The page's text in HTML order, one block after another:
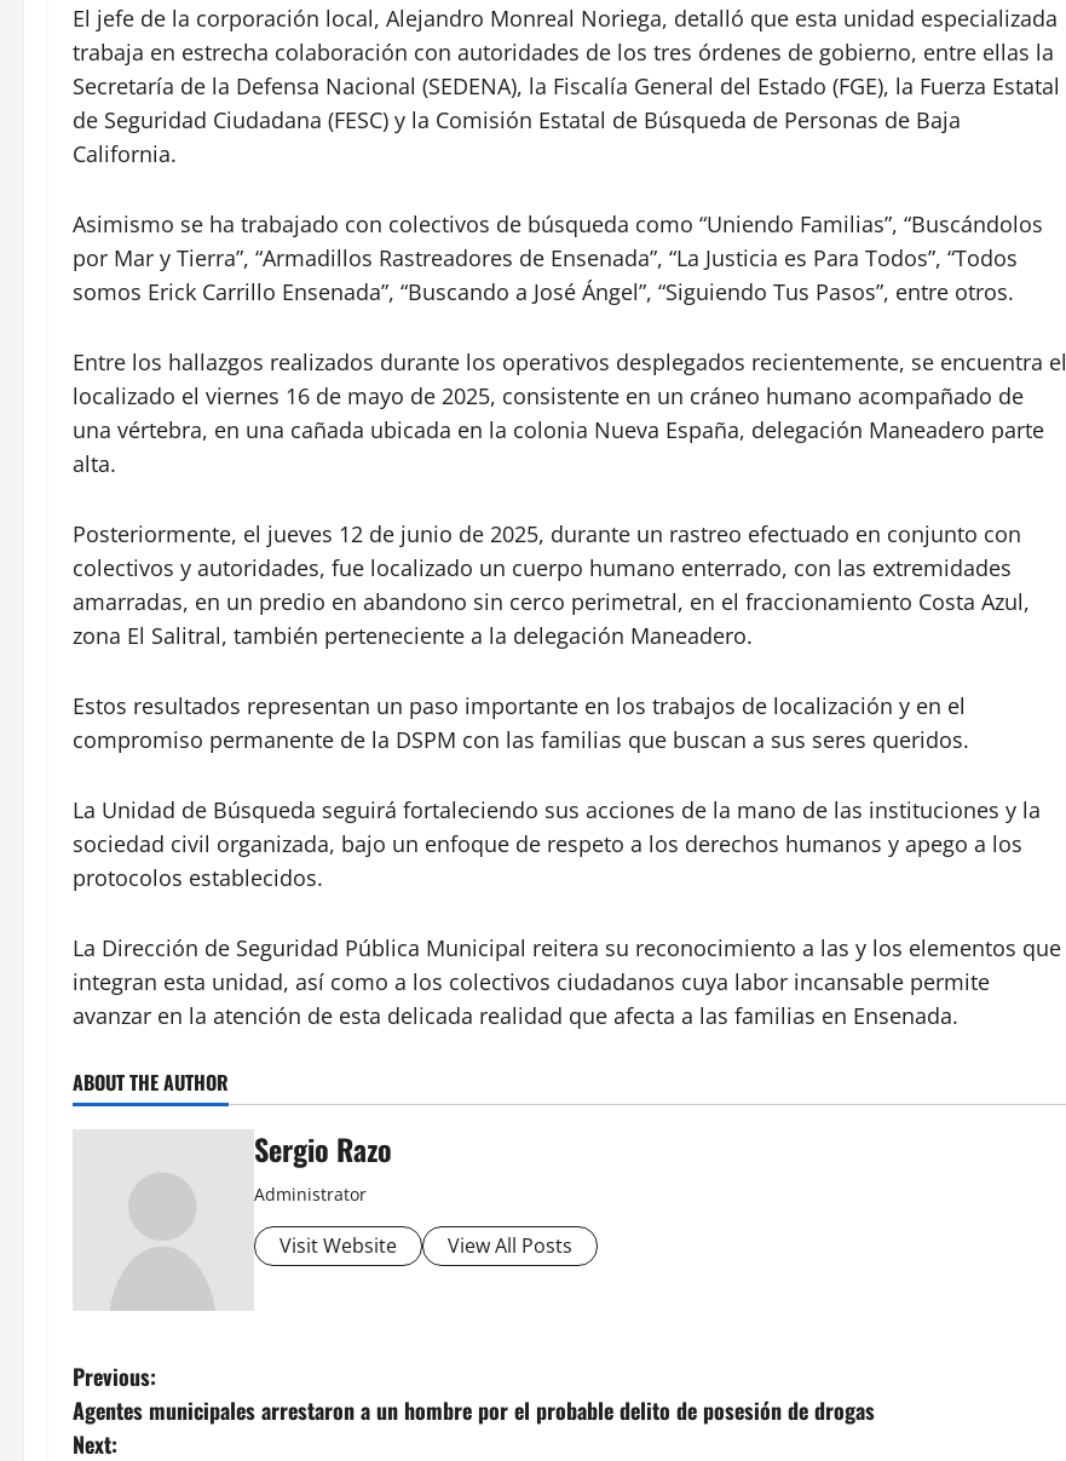
El jefe de la corporación local, Alejandro Monreal Noriega, detalló que esta unidad especializada
trabaja en estrecha colaboración con autoridades de los tres órdenes de gobierno, entre ellas la
Secretaría de la Defensa Nacional (SEDENA), la Fiscalía General del Estado (FGE), la Fuerza Estatal
de Seguridad Ciudadana (FESC) y la Comisión Estatal de Búsqueda de Personas de Baja
California.
Asimismo se ha trabajado con colectivos de búsqueda como “Uniendo Familias”, “Buscándolos
por Mar y Tierra”, “Armadillos Rastreadores de Ensenada”, “La Justicia es Para Todos”, “Todos
somos Erick Carrillo Ensenada”, “Buscando a José Ángel”, “Siguiendo Tus Pasos”, entre otros.
Entre los hallazgos realizados durante los operativos desplegados recientemente, se encuentra el
localizado el viernes 16 de mayo de 2025, consistente en un cráneo humano acompañado de
una vértebra, en una cañada ubicada en la colonia Nueva España, delegación Maneadero parte
alta.
Posteriormente, el jueves 12 de junio de 2025, durante un rastreo efectuado en conjunto con
colectivos y autoridades, fue localizado un cuerpo humano enterrado, con las extremidades
amarradas, en un predio en abandono sin cerco perimetral, en el fraccionamiento Costa Azul,
zona El Salitral, también perteneciente a la delegación Maneadero.
Estos resultados representan un paso importante en los trabajos de localización y en el
compromiso permanente de la DSPM con las familias que buscan a sus seres queridos.
La Unidad de Búsqueda seguirá fortaleciendo sus acciones de la mano de las instituciones y la
sociedad civil organizada, bajo un enfoque de respeto a los derechos humanos y apego a los
protocolos establecidos.
La Dirección de Seguridad Pública Municipal reitera su reconocimiento a las y los elementos que
integran esta unidad, así como a los colectivos ciudadanos cuya labor incansable permite
avanzar en la atención de esta delicada realidad que afecta a las familias en Ensenada.
ABOUT THE AUTHOR
Sergio Razo
Administrator
Visit Website View All Posts
P
o
Previous:
Agentes municipales arrestaron a un hombre por el probable delito de posesión de drogas
Next: